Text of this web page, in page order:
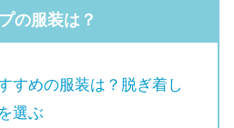
の服装は？
すめの服装は？脱ぎ着し
選ぶ